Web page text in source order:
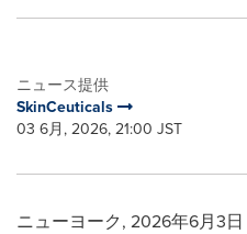
ニュース提供
SkinCeuticals
03 6月, 2026, 21:00 JST
ニューヨーク, 2026年6月3日